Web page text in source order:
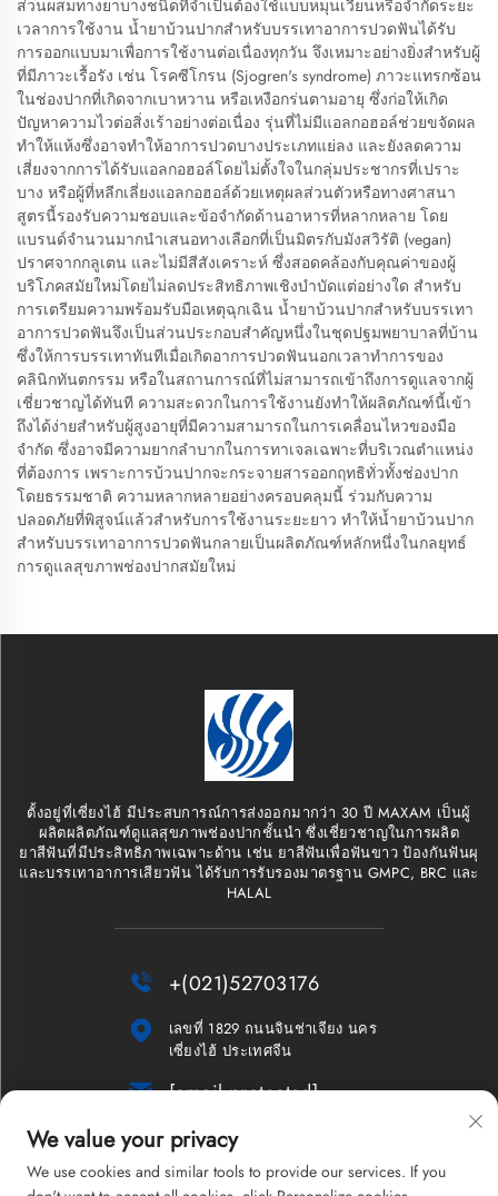
ส่วนผสมทางยาบางชนิดที่จำเป็นต้องใช้แบบหมุนเวียนหรือจำกัดระยะ
เวลาการใช้งาน น้ำยาบ้วนปากสำหรับบรรเทาอาการปวดฟันได้รับ
การออกแบบมาเพื่อการใช้งานต่อเนื่องทุกวัน จึงเหมาะอย่างยิ่งสำหรับผู้
ที่มีภาวะเรื้อรัง เช่น โรคซีโกรน (Sjogren's syndrome) ภาวะแทรกซ้อน
ในช่องปากที่เกิดจากเบาหวาน หรือเหงือกร่นตามอายุ ซึ่งก่อให้เกิด
ปัญหาความไวต่อสิ่งเร้าอย่างต่อเนื่อง รุ่นที่ไม่มีแอลกอฮอล์ช่วยขจัดผล
ทำให้แห้งซึ่งอาจทำให้อาการปวดบางประเภทแย่ลง และยังลดความ
เสี่ยงจากการได้รับแอลกอฮอล์โดยไม่ตั้งใจในกลุ่มประชากรที่เปราะ
บาง หรือผู้ที่หลีกเลี่ยงแอลกอฮอล์ด้วยเหตุผลส่วนตัวหรือทางศาสนา
สูตรนี้รองรับความชอบและข้อจำกัดด้านอาหารที่หลากหลาย โดย
แบรนด์จำนวนมากนำเสนอทางเลือกที่เป็นมิตรกับมังสวิรัติ (vegan)
ปราศจากกลูเตน และไม่มีสีสังเคราะห์ ซึ่งสอดคล้องกับคุณค่าของผู้
บริโภคสมัยใหม่โดยไม่ลดประสิทธิภาพเชิงบำบัดแต่อย่างใด สำหรับ
การเตรียมความพร้อมรับมือเหตุฉุกเฉิน น้ำยาบ้วนปากสำหรับบรรเทา
อาการปวดฟันจึงเป็นส่วนประกอบสำคัญหนึ่งในชุดปฐมพยาบาลที่บ้าน
ซึ่งให้การบรรเทาทันทีเมื่อเกิดอาการปวดฟันนอกเวลาทำการของ
คลินิกทันตกรรม หรือในสถานการณ์ที่ไม่สามารถเข้าถึงการดูแลจากผู้
เชี่ยวชาญได้ทันที ความสะดวกในการใช้งานยังทำให้ผลิตภัณฑ์นี้เข้า
ถึงได้ง่ายสำหรับผู้สูงอายุที่มีความสามารถในการเคลื่อนไหวของมือ
จำกัด ซึ่งอาจมีความยากลำบากในการทาเจลเฉพาะที่บริเวณตำแหน่ง
ที่ต้องการ เพราะการบ้วนปากจะกระจายสารออกฤทธิทั่วทั้งช่องปาก
โดยธรรมชาติ ความหลากหลายอย่างครอบคลุมนี้ ร่วมกับความ
ปลอดภัยที่พิสูจน์แล้วสำหรับการใช้งานระยะยาว ทำให้น้ำยาบ้วนปาก
สำหรับบรรเทาอาการปวดฟันกลายเป็นผลิตภัณฑ์หลักหนึ่งในกลยุทธ์
การดูแลสุขภาพช่องปากสมัยใหม่
ตั้งอยู่ที่เซี่ยงไฮ้ มีประสบการณ์การส่งออกมากว่า 30 ปี MAXAM เป็นผู้
ผลิตผลิตภัณฑ์ดูแลสุขภาพช่องปากชั้นนำ ซึ่งเชี่ยวชาญในการผลิต
ยาสีฟันที่มีประสิทธิภาพเฉพาะด้าน เช่น ยาสีฟันเพื่อฟันขาว ป้องกันฟันผุ
และบรรเทาอาการเสียวฟัน ได้รับการรับรองมาตรฐาน GMPC, BRC และ
HALAL
 +(021)52703176

เลขที่ 1829 ถนนจินช่าเจียง นคร
เซี่ยงไฮ้ ประเทศจีน
 [email protected]
จดหมายข่าว
We value your privacy
We use cookies and similar tools to provide our services. If you